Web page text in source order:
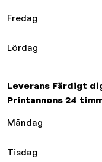
Fredag
Lördag
Leverans Färdigt
Printannons 24
Måndag
Tisdag